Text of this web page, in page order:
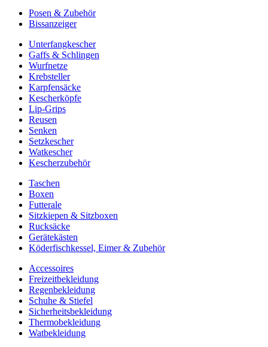
Posen & Zubehör
Bissanzeiger
Unterfangkescher
Gaffs & Schlingen
Wurfnetze
Krebsteller
Karpfensäcke
Kescherköpfe
Lip-Grips
Reusen
Senken
Setzkescher
Watkescher
Kescherzubehör
Taschen
Boxen
Futterale
Sitzkiepen & Sitzboxen
Rucksäcke
Gerätekästen
Köderfischkessel, Eimer & Zubehör
Accessoires
Freizeitbekleidung
Regenbekleidung
Schuhe & Stiefel
Sicherheitsbekleidung
Thermobekleidung
Watbekleidung